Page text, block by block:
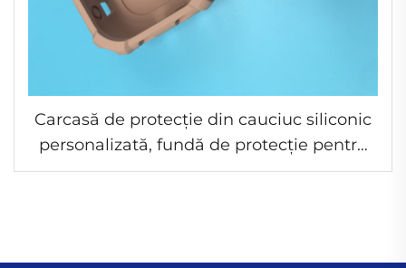
Carcasă de protecție din cauciuc siliconic
personalizată, fundă de protecție pentru
produse electronice